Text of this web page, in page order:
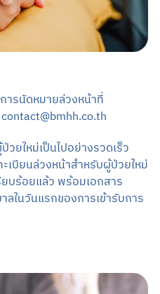
1889
ารนัดหมายล่วงหน้าที่
contact@bmhh.co.th
วยใหม่เป็นไปอย่างรวดเร็ว
บียนล่วงหน้าสำหรับผู้ป่วยใหม่
บร้อยแล้ว พร้อมเอกสาร
ในวันแรกของการเข้ารับการ